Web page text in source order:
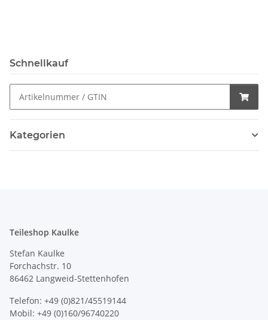
Schnellkauf
Kategorien
Teileshop Kaulke
Stefan Kaulke
Forchachstr. 10
86462 Langweid-Stettenhofen
Telefon: +49 (0)821/45519144
Mobil: +49 (0)160/96740220